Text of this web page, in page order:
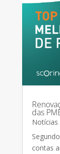
das
Notícias
contas